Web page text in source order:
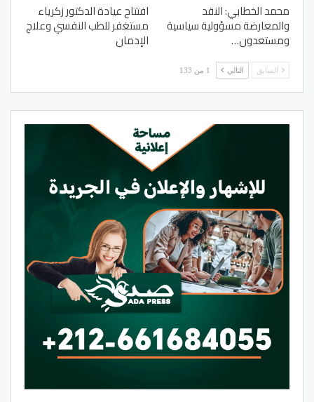
محمد الخطابي: النقد
والمعارضة مسؤولية سياسية
ومستعدون…
افتتاح عيادة الدكتور زكرياء
مستغفر للطب النفسي وعلاج
الإدمان
السابق التالي 1 من 133